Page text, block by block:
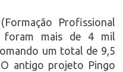
Profissional
foram mais de 4 mil
um total de 9,5
antigo projeto Pingo